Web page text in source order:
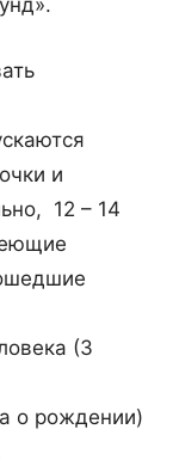
и
12 – 14
(3
о рождении)